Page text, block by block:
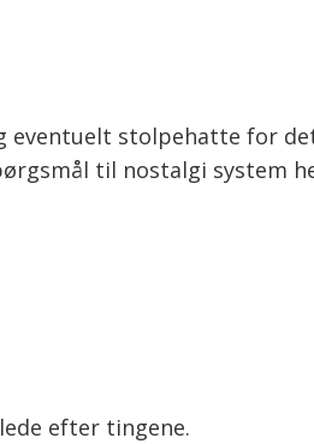
eventuelt stolpehatte for
til nostalgi system
efter tingene.